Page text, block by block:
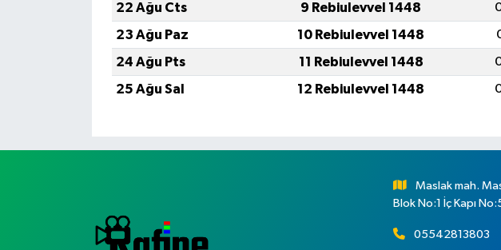
22 Ağu Cts
9 Rebiulevvel 1448
23 Ağu Paz
10 Rebiulevvel 1448
24 Ağu Pts
11 Rebiulevvel 1448
25 Ağu Sal
12 Rebiulevvel 1448
Maslak mah.
Blok No:1 İç Kapı
05542813803